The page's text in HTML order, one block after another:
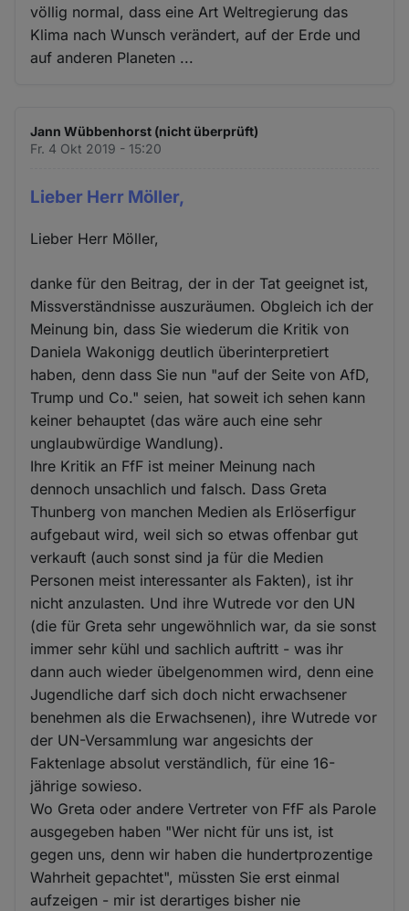
völlig normal, dass eine Art Weltregierung das
Klima nach Wunsch verändert, auf der Erde und
auf anderen Planeten ...
Jann Wübbenhorst (nicht überprüft)
Fr. 4 Okt 2019 - 15:20
Lieber Herr Möller,
Lieber Herr Möller,
danke für den Beitrag, der in der Tat geeignet ist,
Missverständnisse auszuräumen. Obgleich ich der
Meinung bin, dass Sie wiederum die Kritik von
Daniela Wakonigg deutlich überinterpretiert
haben, denn dass Sie nun "auf der Seite von AfD,
Trump und Co." seien, hat soweit ich sehen kann
keiner behauptet (das wäre auch eine sehr
unglaubwürdige Wandlung).
Ihre Kritik an FfF ist meiner Meinung nach
dennoch unsachlich und falsch. Dass Greta
Thunberg von manchen Medien als Erlöserfigur
aufgebaut wird, weil sich so etwas offenbar gut
verkauft (auch sonst sind ja für die Medien
Personen meist interessanter als Fakten), ist ihr
nicht anzulasten. Und ihre Wutrede vor den UN
(die für Greta sehr ungewöhnlich war, da sie sonst
immer sehr kühl und sachlich auftritt - was ihr
dann auch wieder übelgenommen wird, denn eine
Jugendliche darf sich doch nicht erwachsener
benehmen als die Erwachsenen), ihre Wutrede vor
der UN-Versammlung war angesichts der
Faktenlage absolut verständlich, für eine 16-
jährige sowieso.
Wo Greta oder andere Vertreter von FfF als Parole
ausgegeben haben "Wer nicht für uns ist, ist
gegen uns, denn wir haben die hundertprozentige
Wahrheit gepachtet", müssten Sie erst einmal
aufzeigen - mir ist derartiges bisher nie